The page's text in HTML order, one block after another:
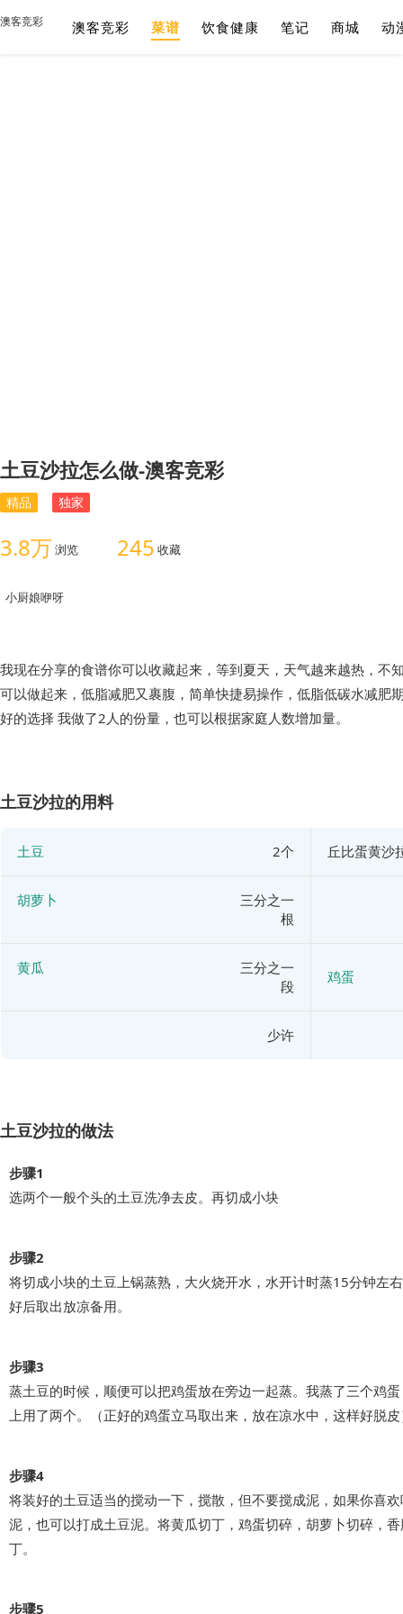
澳客竞彩 澳客竞彩 菜谱 饮食健康 笔记 商城 动
土豆沙拉怎么做-澳客竞彩
精品 独家
3.8万 浏览 245 收藏
小厨娘咿呀
我现在分享的食谱你可以收藏起来，等到夏天，天气越来越热，不
可以做起来，低脂减肥又裹腹，简单快捷易操作，低脂低碳水减肥
好的选择 我做了2人的份量，也可以根据家庭人数增加量。
土豆沙拉的用料
土豆 2个 丘比蛋黄沙
胡萝卜
三分之一
根
黄瓜
三分之一
段
鸡蛋
少许
土豆沙拉的做法
步骤1
选两个一般个头的土豆洗净去皮。再切成小块
步骤2
将切成小块的土豆上锅蒸熟，大火烧开水，水开计时蒸15分钟左
好后取出放凉备用。
步骤3
蒸土豆的时候，顺便可以把鸡蛋放在旁边一起蒸。我蒸了三个鸡
上用了两个。（正好的鸡蛋立马取出来，放在凉水中，这样好脱
步骤4
将装好的土豆适当的搅动一下，搅散，但不要搅成泥，如果你喜
泥，也可以打成土豆泥。将黄瓜切丁，鸡蛋切碎，胡萝卜切碎，
丁。
步骤5